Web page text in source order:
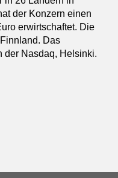
der Konzern einen
erwirtschaftet. Die
Das
der Nasdaq, Helsinki.